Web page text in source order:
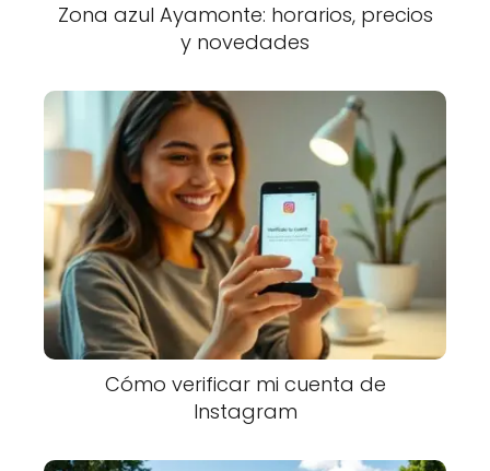
Zona azul Ayamonte: horarios, precios
y novedades
Cómo verificar mi cuenta de
Instagram